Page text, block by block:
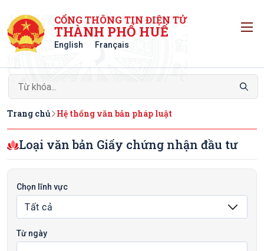
CỔNG THÔNG TIN ĐIỆN TỬ
THÀNH PHỐ HUẾ
English Français
Trang chủ Hệ thống văn bản pháp luật
Loại văn bản Giấy chứng nhận đầu tư
Chọn lĩnh vực
Từ ngày